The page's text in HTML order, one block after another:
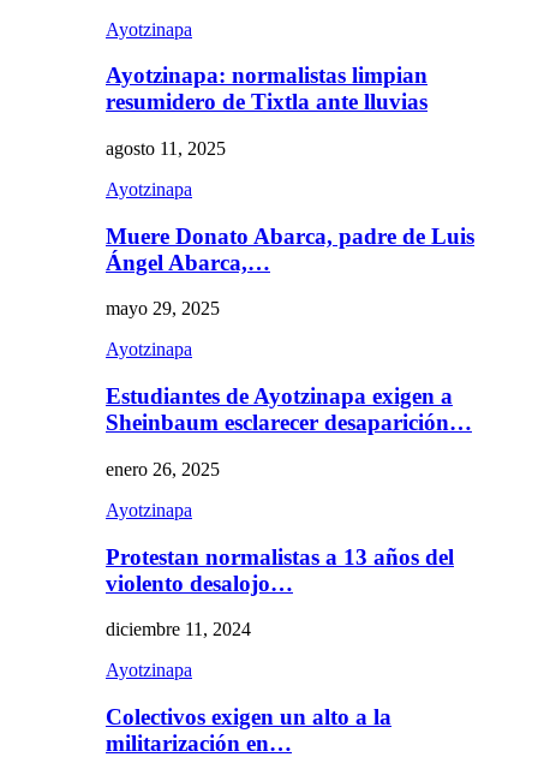
Ayotzinapa
Ayotzinapa: normalistas limpian
resumidero de Tixtla ante lluvias
agosto 11, 2025
Ayotzinapa
Muere Donato Abarca, padre de Luis
Ángel Abarca,…
mayo 29, 2025
Ayotzinapa
Estudiantes de Ayotzinapa exigen a
Sheinbaum esclarecer desaparición…
enero 26, 2025
Ayotzinapa
Protestan normalistas a 13 años del
violento desalojo…
diciembre 11, 2024
Ayotzinapa
Colectivos exigen un alto a la
militarización en…